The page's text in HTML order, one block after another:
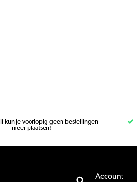
kun je voorlopig geen bestellingen
meer plaatsen!
Account